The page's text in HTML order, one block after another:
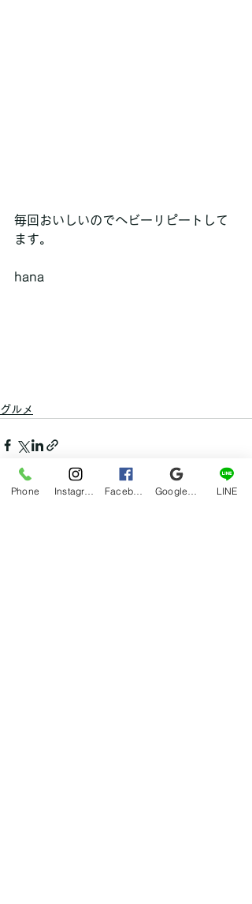
毎回おいしいのでヘビーリピートして
ます。
hana
グルメ
Phone LINE